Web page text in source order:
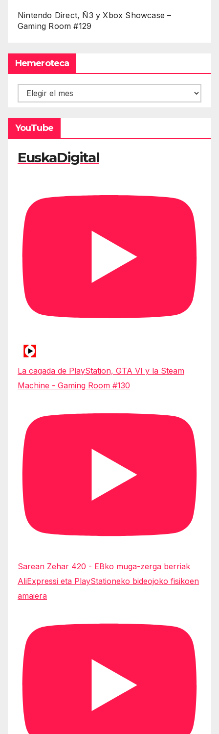
Nintendo Direct, Ñ3 y Xbox Showcase –
Gaming Room #129
Hemeroteca
Hemeroteca
YouTube
EuskaDigital
La cagada de PlayStation, GTA VI y la Steam
Machine - Gaming Room #130
Sarean Zehar 420 - EBko muga-zerga berriak
AliExpressi eta PlayStationeko bideojoko fisikoen
amaiera